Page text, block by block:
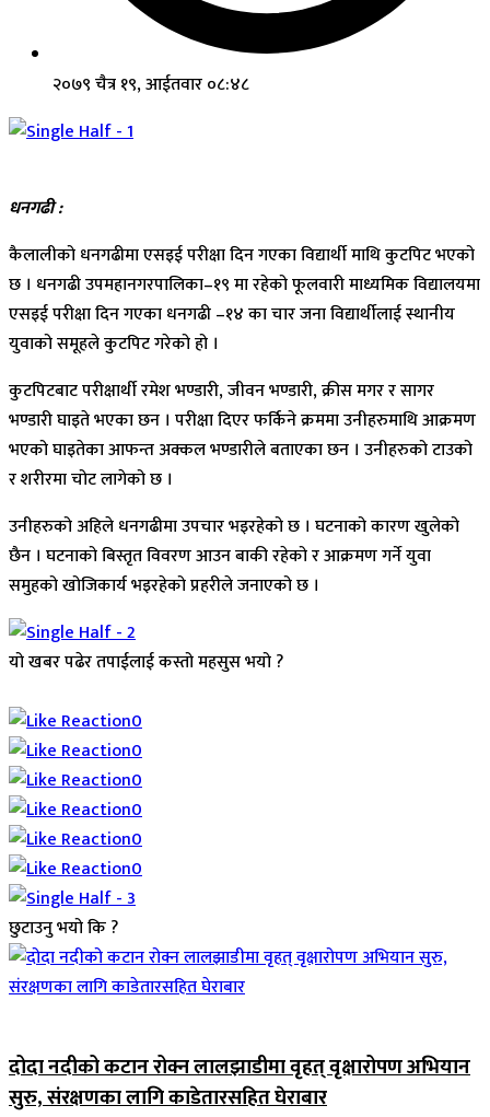
२०७९ चैत्र १९, आईतवार ०८:४८
धनगढी :
कैलालीको धनगढीमा एसइई परीक्षा दिन गएका विद्यार्थी माथि कुटपिट भएको
छ । धनगढी उपमहानगरपालिका–१९ मा रहेको फूलवारी माध्यमिक विद्यालयमा
एसइई परीक्षा दिन गएका धनगढी –१४ का चार जना विद्यार्थीलाई स्थानीय
युवाको समूहले कुटपिट गरेको हो ।
कुटपिटबाट परीक्षार्थी रमेश भण्डारी, जीवन भण्डारी, क्रीस मगर र सागर
भण्डारी घाइते भएका छन । परीक्षा दिएर फर्किने क्रममा उनीहरुमाथि आक्रमण
भएको घाइतेका आफन्त अक्कल भण्डारीले बताएका छन । उनीहरुको टाउको
र शरीरमा चोट लागेको छ ।
उनीहरुको अहिले धनगढीमा उपचार भइरहेको छ । घटनाको कारण खुलेको
छैन । घटनाको बिस्तृत विवरण आउन बाकी रहेको र आक्रमण गर्ने युवा
समुहको खोजिकार्य भइरहेको प्रहरीले जनाएको छ ।
यो खबर पढेर तपाईलाई कस्तो महसुस भयो ?
0
0
0
0
0
0
छुटाउनु भयो कि ?
दोदा नदीको कटान रोक्न लालझाडीमा वृहत् वृक्षारोपण अभियान
सुरु, संरक्षणका लागि काडेतारसहित घेराबार